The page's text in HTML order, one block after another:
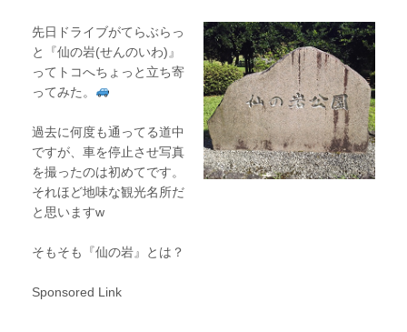
先日ドライブがてらぶらっ
と『仙の岩(せんのいわ)』
ってトコへちょっと立ち寄
ってみた。
過去に何度も通ってる道中
ですが、車を停止させ写真
を撮ったのは初めてです。
それほど地味な観光名所だ
と思いますw
そもそも『仙の岩』とは？
Sponsored Link